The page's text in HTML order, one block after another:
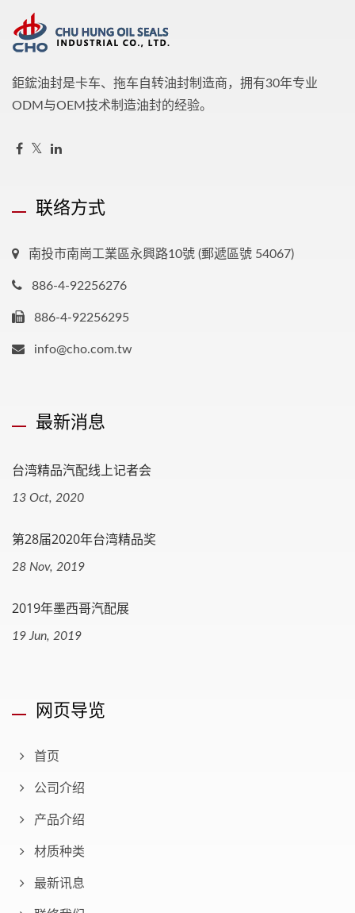
鉅鋐油封是卡车、拖车自转油封制造商，拥有30年专业
ODM与OEM技术制造油封的经验。
联络方式
南投市南崗工業區永興路10號 (郵遞區號 54067)
886-4-92256276
886-4-92256295
info@cho.com.tw
最新消息
台湾精品汽配线上记者会
13 Oct, 2020
第28届2020年台湾精品奖
28 Nov, 2019
2019年墨西哥汽配展
19 Jun, 2019
网页导览
首页
公司介绍
产品介绍
材质种类
最新讯息